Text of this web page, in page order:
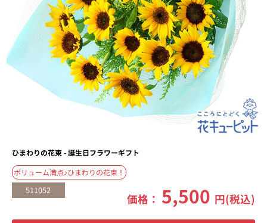
ひまわりの花束 - 誕生日フラワーギフト
ボリューム満点♪ひまわりの花束！
511052
価格： 5,500 円(税込)